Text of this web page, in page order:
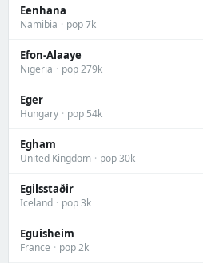
Eenhana
Namibia · pop 7k
Efon-Alaaye
Nigeria · pop 279k
Eger
Hungary · pop 54k
Egham
United Kingdom · pop 30k
Egilsstaðir
Iceland · pop 3k
Eguisheim
France · pop 2k